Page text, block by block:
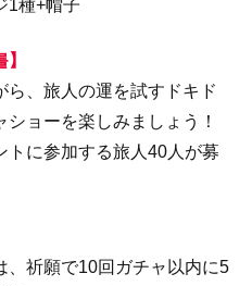
1種+帽子
、旅人の運を試すドキド
ョーを楽しみましょう！
トに参加する旅人40人が募
、祈願で10回ガチャ以内に5